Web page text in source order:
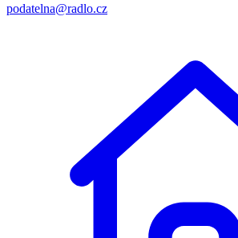
podatelna@radlo.cz